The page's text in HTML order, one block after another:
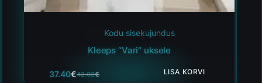
Kodu sisekujundus
Kleeps “Vari” uksele
42.02€
37.40€ LISA KORVI